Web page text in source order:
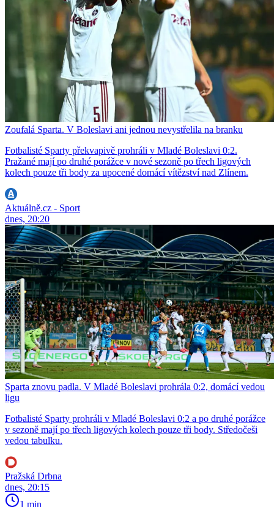
Zoufalá Sparta. V Boleslavi ani jednou nevystřelila na branku
Fotbalisté Sparty překvapivě prohráli v Mladé Boleslavi 0:2.
Pražané mají po druhé porážce v nové sezoně po třech ligových
kolech pouze tři body za upocené domácí vítězství nad Zlínem.
Aktuálně.cz - Sport
dnes, 20:20
Sparta znovu padla. V Mladé Boleslavi prohrála 0:2, domácí vedou
ligu
Fotbalisté Sparty prohráli v Mladé Boleslavi 0:2 a po druhé porážce
v sezoně mají po třech ligových kolech pouze tři body. Středočeši
vedou tabulku.
Pražská Drbna
dnes, 20:15
1 min